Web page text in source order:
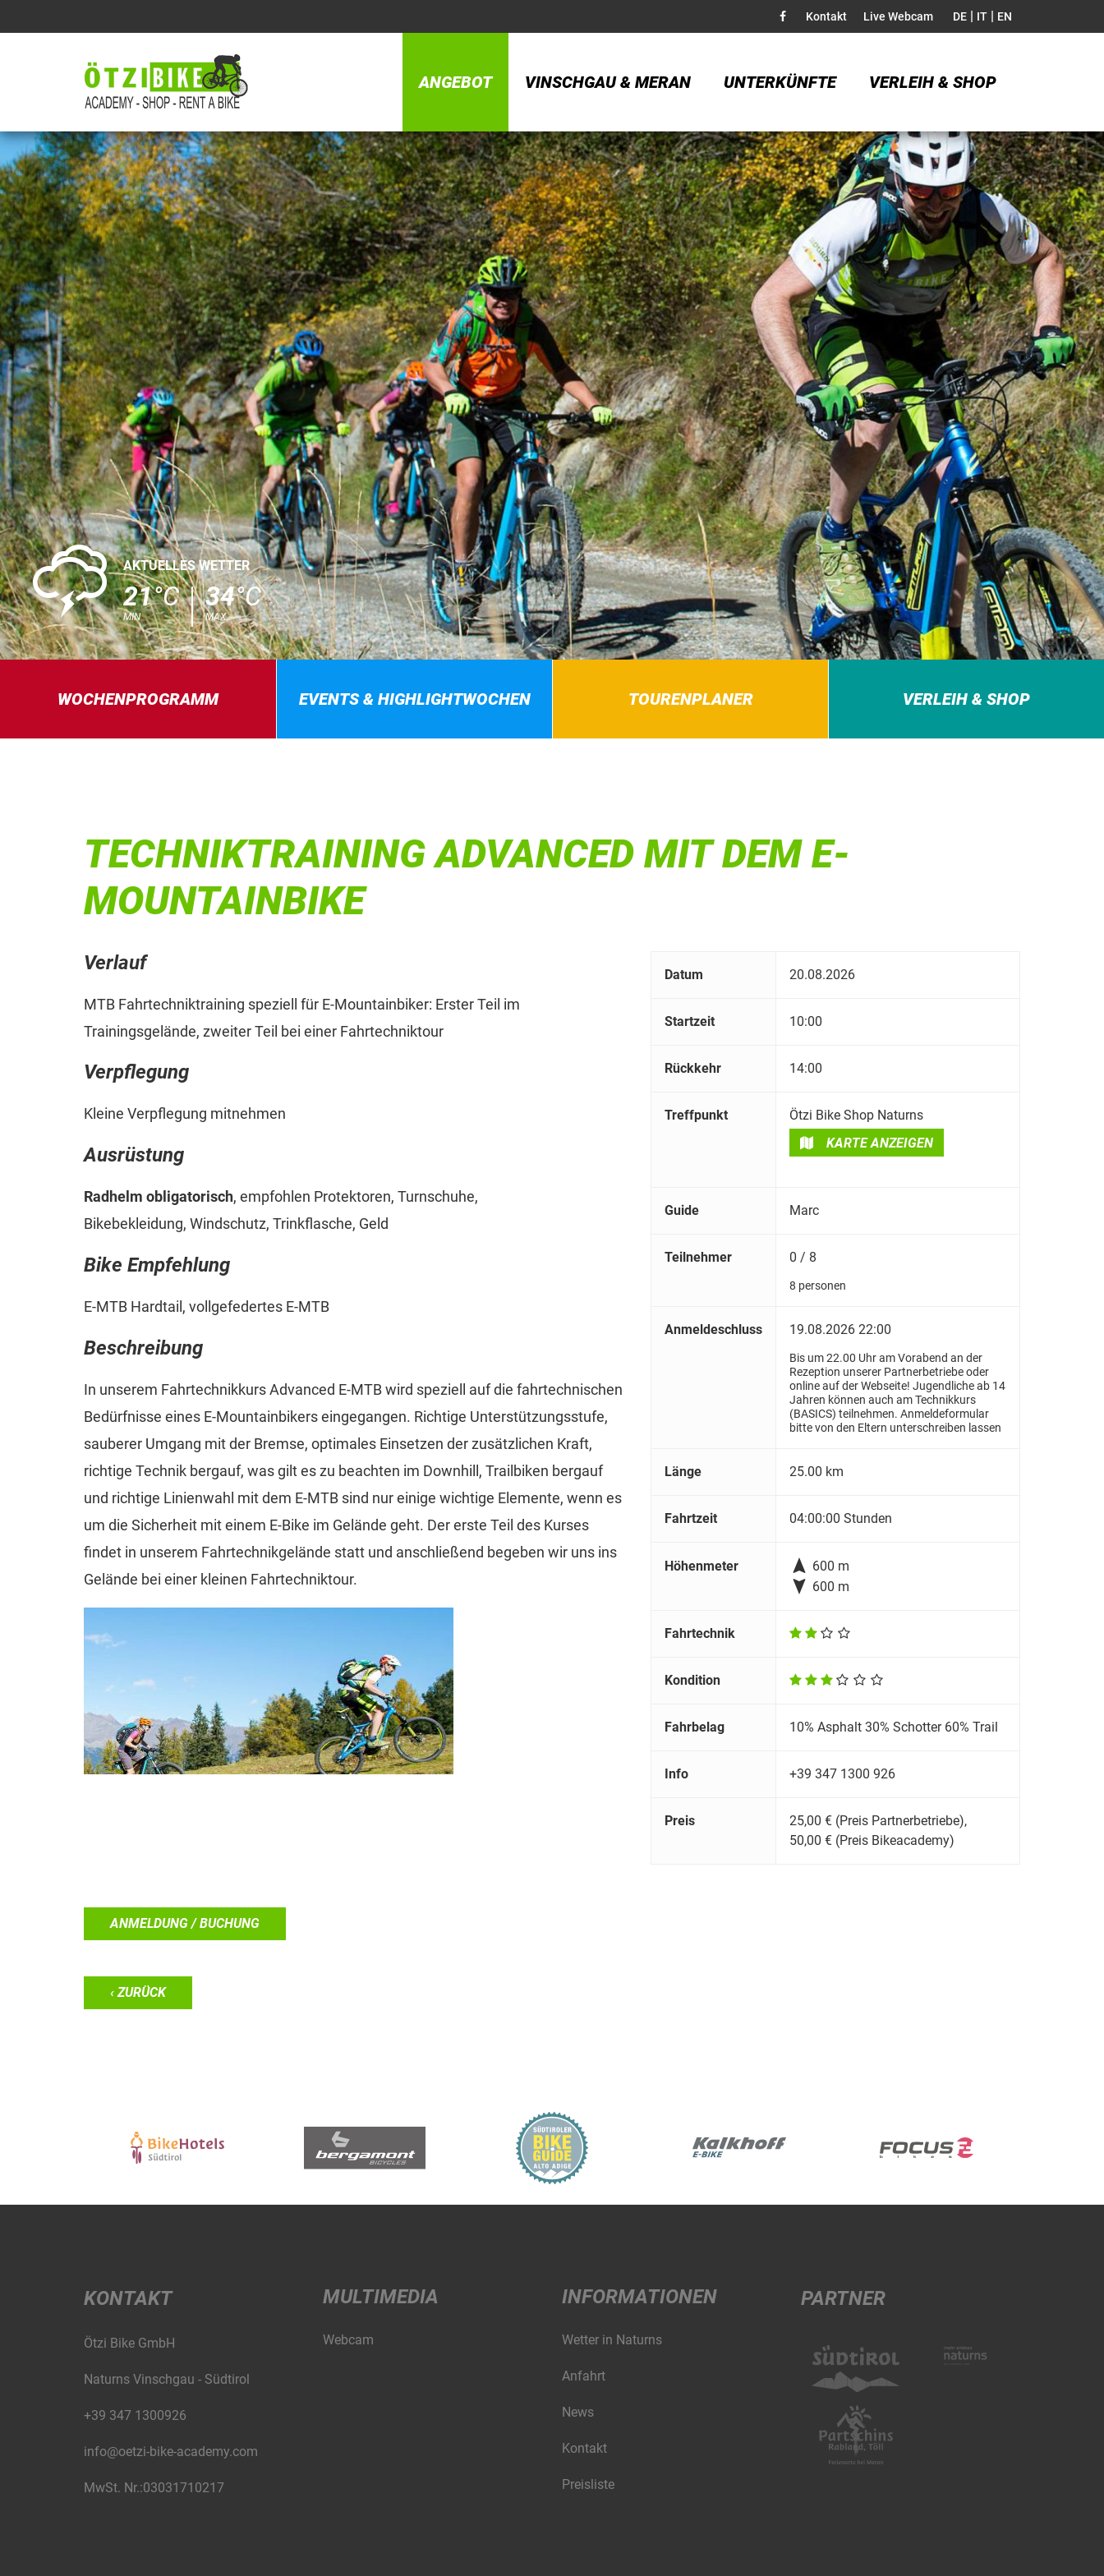
Kontakt Live Webcam DE | IT | EN
ANGEBOT VINSCHGAU & MERAN UNTERKÜNFTE VERLEIH & SHOP
0 AKTUELLES WETTER
21°C
MIN
34°C
MAX
WOCHENPROGRAMM EVENTS & HIGHLIGHTWOCHEN TOURENPLANER VERLEIH & SHOP
TECHNIKTRAINING ADVANCED MIT DEM E-
MOUNTAINBIKE
Datum 20.08.2026
Startzeit 10:00
Rückkehr 14:00
Treffpunkt
Ötzi Bike Shop Naturns
KARTE ANZEIGEN
Guide Marc
Teilnehmer 0 / 8
8 personen
Anmeldeschluss 19.08.2026 22:00
Bis um 22.00 Uhr am Vorabend an der
Rezeption unserer Partnerbetriebe oder
online auf der Webseite! Jugendliche ab 14
Jahren können auch am Technikkurs
(BASICS) teilnehmen. Anmeldeformular
bitte von den Eltern unterschreiben lassen
Länge 25.00 km
Fahrtzeit 04:00:00 Stunden
Höhenmeter  600 m
 600 m
Fahrtechnik
Kondition
Fahrbelag 10% Asphalt 30% Schotter 60% Trail
Info +39 347 1300 926
Preis
25,00 € (Preis Partnerbetriebe),
50,00 € (Preis Bikeacademy)
Verlauf
MTB Fahrtechniktraining speziell für E-Mountainbiker: Erster Teil im
Trainingsgelände, zweiter Teil bei einer Fahrtechniktour
Verpflegung
Kleine Verpflegung mitnehmen
Ausrüstung
Radhelm obligatorisch, empfohlen Protektoren, Turnschuhe,
Bikebekleidung, Windschutz, Trinkflasche, Geld
Bike Empfehlung
E-MTB Hardtail, vollgefedertes E-MTB
Beschreibung
In unserem Fahrtechnikkurs Advanced E-MTB wird speziell auf die fahrtechnischen
Bedürfnisse eines E-Mountainbikers eingegangen. Richtige Unterstützungsstufe,
sauberer Umgang mit der Bremse, optimales Einsetzen der zusätzlichen Kraft,
richtige Technik bergauf, was gilt es zu beachten im Downhill, Trailbiken bergauf
und richtige Linienwahl mit dem E-MTB sind nur einige wichtige Elemente, wenn es
um die Sicherheit mit einem E-Bike im Gelände geht. Der erste Teil des Kurses
findet in unserem Fahrtechnikgelände statt und anschließend begeben wir uns ins
Gelände bei einer kleinen Fahrtechniktour.
ANMELDUNG / BUCHUNG
‹ ZURÜCK
KONTAKT
Ötzi Bike GmbH
Naturns Vinschgau - Südtirol
+39 347 1300926
info@oetzi-bike-academy.com
MwSt. Nr.:03031710217
MULTIMEDIA
Webcam
INFORMATIONEN
Wetter in Naturns
Anfahrt
News
Kontakt
Preisliste
PARTNER